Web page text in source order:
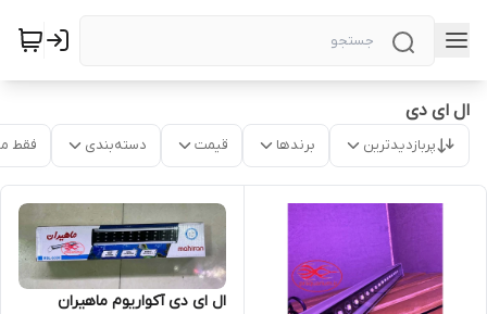
ال ای دی
پربازدیدترین برندها قیمت دسته‌بندی فقط
ال ای دی آکواریوم ماهیران